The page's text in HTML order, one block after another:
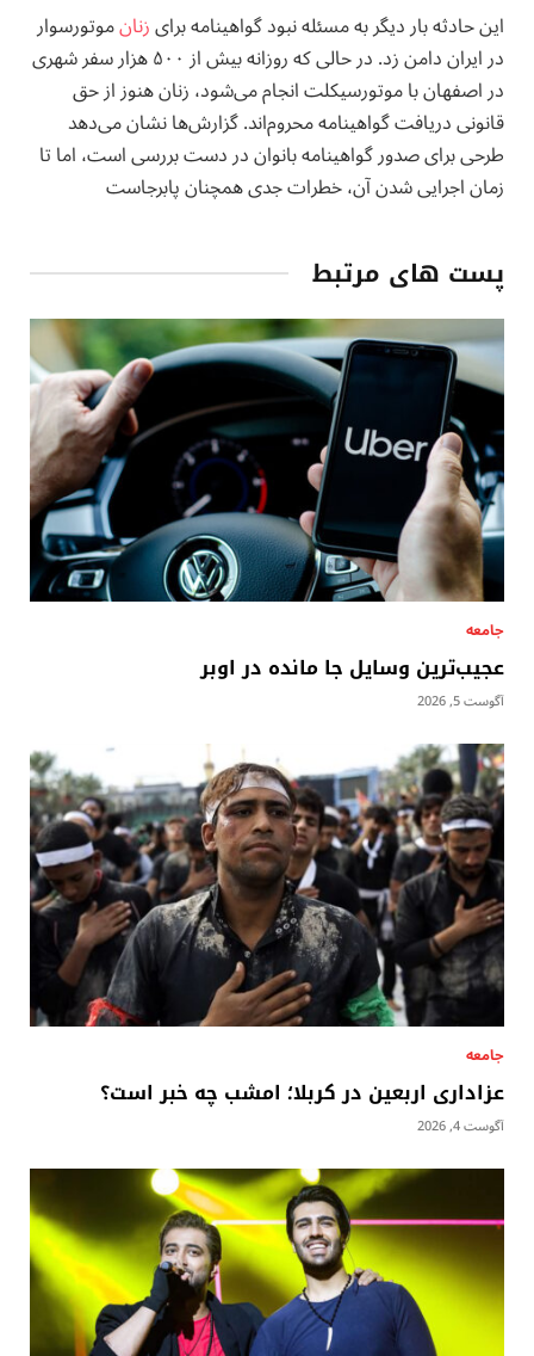
این حادثه بار دیگر به مسئله نبود گواهینامه برایزنانموتورسوار
در ایران دامن زد. در حالی که روزانه بیش از ۵۰۰ هزار سفر شهری
در اصفهان با موتورسیکلت انجام می‌شود، زنان هنوز از حق
قانونی دریافت گواهینامه محروم‌اند. گزارش‌ها نشان می‌دهد
طرحی برای صدور گواهینامه بانوان در دست بررسی است، اما تا
زمان اجرایی شدن آن، خطرات جدی همچنان پابرجاست
پست های مرتبط
جامعه
عجیب‌ترین وسایل جا مانده در اوبر
آگوست 5, 2026
جامعه
عزاداری اربعین در کربلا؛ امشب چه خبر است؟
آگوست 4, 2026